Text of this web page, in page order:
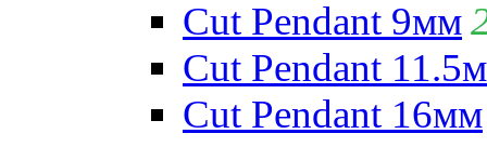
Cut Pendant 9мм
Cut Pendant
Cut Pendant 16мм